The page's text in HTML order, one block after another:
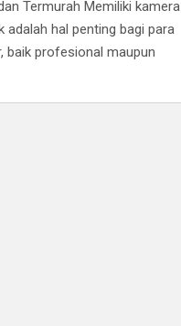
Termurah Memiliki kamera
adalah hal penting bagi para
profesional maupun